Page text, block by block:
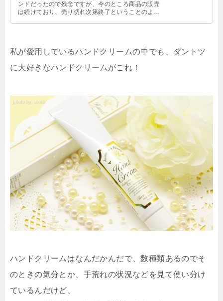
ンドだったので残念ですが、今のところ商品の販売
は続けており、売り切れ次第終了ということのよう
私が愛用しているハンドクリームの中でも、ダントツ
に大好きなハンドクリームがこれ！
ハンドクリームはなんだかんだで、数種類あるのでそ
のときの気分とか、手荒れの状況などを見て使い分け
ているんだけど、